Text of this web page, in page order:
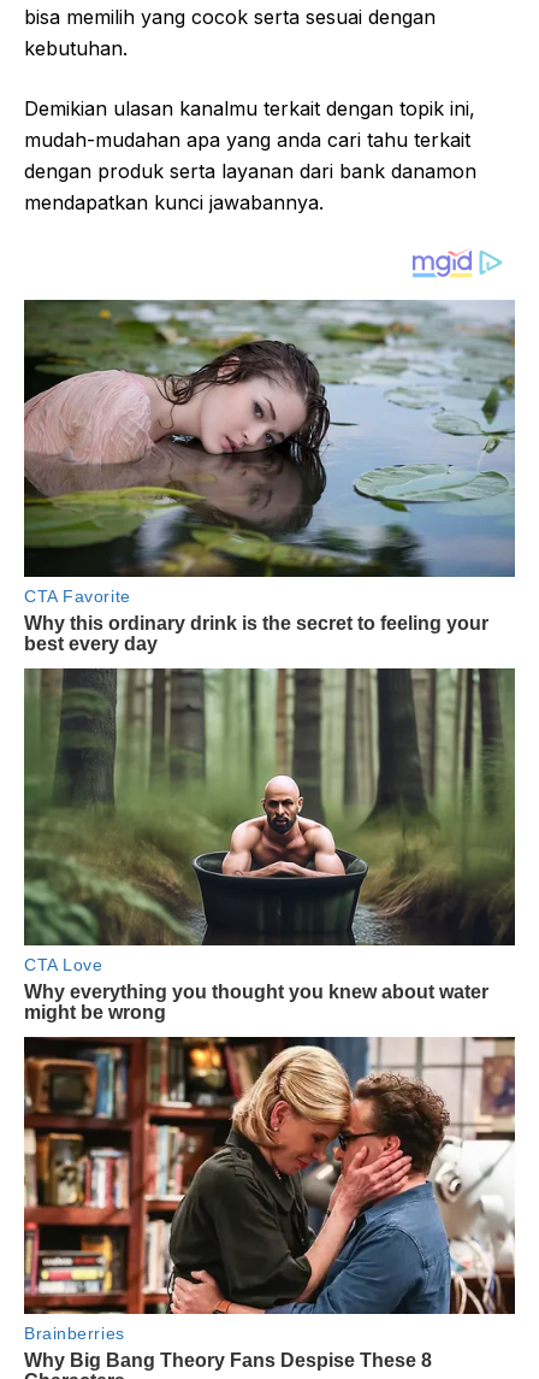
bisa memilih yang cocok serta sesuai dengan
kebutuhan.
Demikian ulasan kanalmu terkait dengan topik ini,
mudah-mudahan apa yang anda cari tahu terkait
dengan produk serta layanan dari bank danamon
mendapatkan kunci jawabannya.